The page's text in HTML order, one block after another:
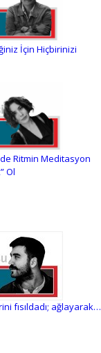
İçin Hiçbirinizi
Ritmin Meditasyon
Ol
fısıldadı; ağlayarak…